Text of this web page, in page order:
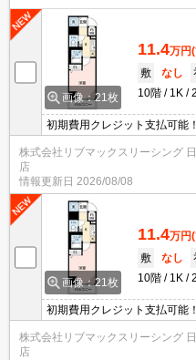
画像：21枚
11.4万円
敷
なし
10階
1K
初期費用クレジット支払可能
弊社に一度も来店せずとも問
れている物件も全てご紹介可
株式会社リブマックスリーシング
店
情報更新日 2026/08/08
画像：21枚
11.4万円
敷
なし
10階
1K
初期費用クレジット支払可能
弊社に一度も来店せずとも問
れている物件も全てご紹介可
株式会社リブマックスリーシング
店